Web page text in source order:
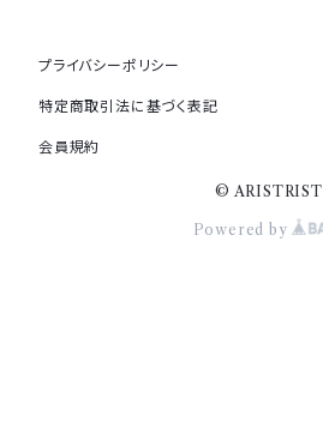
その他グッズ
プライバシーポリシー
特定商取引法に基づく表記
会員規約
© ARISTRIST
Powered by